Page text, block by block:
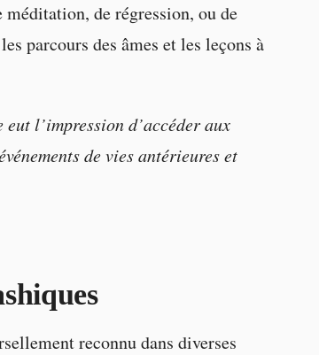
méditation, de régression, ou de
parcours des âmes et les leçons à
l’impression d’accéder aux
de vies antérieures et
reconnu dans diverses